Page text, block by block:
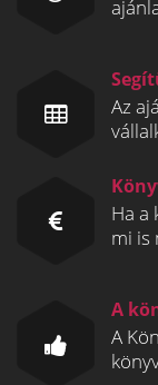
Az
Ha a
mi is
A
A